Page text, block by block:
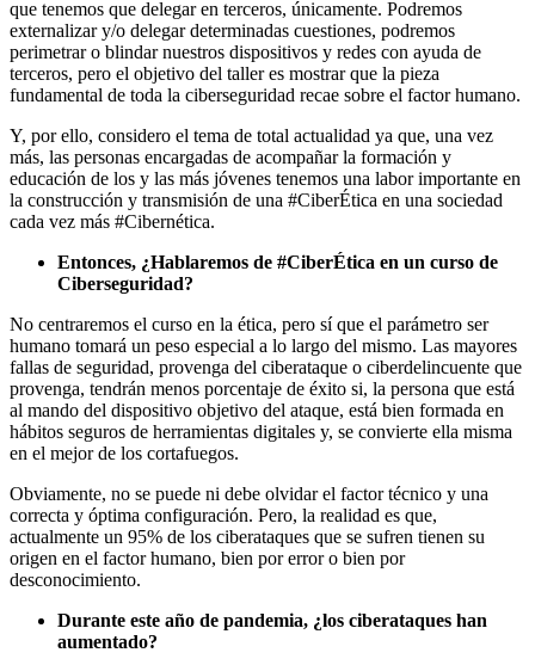
que tenemos que delegar en terceros, únicamente. Podremos
externalizar y/o delegar determinadas cuestiones, podremos
perimetrar o blindar nuestros dispositivos y redes con ayuda de
terceros, pero el objetivo del taller es mostrar que la pieza
fundamental de toda la ciberseguridad recae sobre el factor humano.
Y, por ello, considero el tema de total actualidad ya que, una vez
más, las personas encargadas de acompañar la formación y
educación de los y las más jóvenes tenemos una labor importante en
la construcción y transmisión de una #CiberÉtica en una sociedad
cada vez más #Cibernética.
Entonces, ¿Hablaremos de #CiberÉtica en un curso de
Ciberseguridad?
No centraremos el curso en la ética, pero sí que el parámetro ser
humano tomará un peso especial a lo largo del mismo. Las mayores
fallas de seguridad, provenga del ciberataque o ciberdelincuente que
provenga, tendrán menos porcentaje de éxito si, la persona que está
al mando del dispositivo objetivo del ataque, está bien formada en
hábitos seguros de herramientas digitales y, se convierte ella misma
en el mejor de los cortafuegos.
Obviamente, no se puede ni debe olvidar el factor técnico y una
correcta y óptima configuración. Pero, la realidad es que,
actualmente un 95% de los ciberataques que se sufren tienen su
origen en el factor humano, bien por error o bien por
desconocimiento.
Durante este año de pandemia, ¿los ciberataques han
aumentado?